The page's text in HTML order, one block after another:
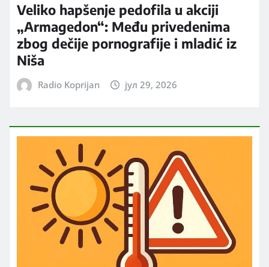
Veliko hapšenje pedofila u akciji
„Armagedon“: Među privedenima
zbog dečije pornografije i mladić iz
Niša
Radio Koprijan јул 29, 2026